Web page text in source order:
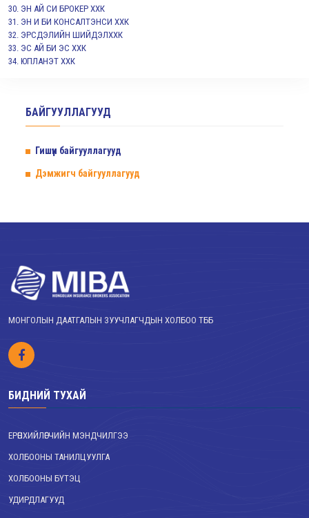
ЭН АЙ СИ БРОКЕР ХХК
ЭН И БИ КОНСАЛТЭНСИ ХХК
ЭРСДЭЛИЙН ШИЙДЭЛХХК
ЭС АЙ БИ ЭС ХХК
ЮПЛАНЭТ ХХК
БАЙГУУЛЛАГУУД
Гишүүн байгууллагууд
Дэмжигч байгууллагууд
МОНГОЛЫН ДААТГАЛЫН ЗУУЧЛАГЧДЫН ХОЛБОО ТББ
БИДНИЙ ТУХАЙ
ЕРӨНХИЙЛӨГЧИЙН МЭНДЧИЛГЭЭ
ХОЛБООНЫ ТАНИЛЦУУЛГА
ХОЛБООНЫ БҮТЭЦ
УДИРДЛАГУУД